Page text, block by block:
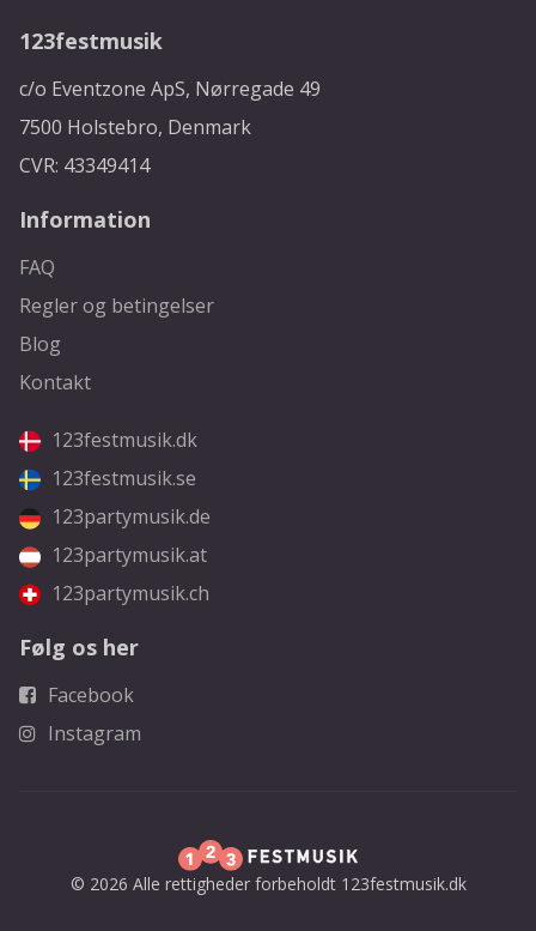
123festmusik
c/o Eventzone ApS, Nørregade 49
7500 Holstebro, Denmark
CVR: 43349414
Information
FAQ
Regler og betingelser
Blog
Kontakt
123festmusik.dk
123festmusik.se
123partymusik.de
123partymusik.at
123partymusik.ch
Følg os her
Facebook
Instagram
© 2026 Alle rettigheder forbeholdt 123festmusik.dk